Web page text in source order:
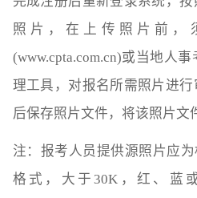
照片，在上传照片前，
(www.cpta.com.cn)或当地人
理工具，对报名所需照片进
后保存照片文件，将该照片文
注：报考人员提供源照片应为
格式，大于30K，红、蓝